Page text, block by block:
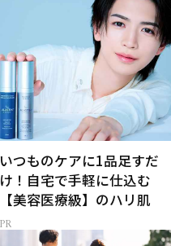
いつものケアに1品足すだ
け！自宅で手軽に仕込む
【美容医療級】のハリ肌